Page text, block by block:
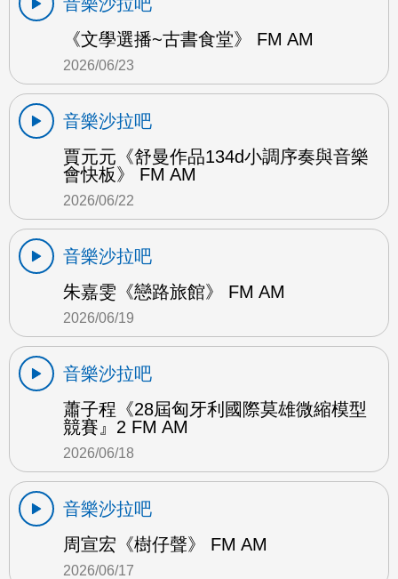
《文學選播~古書食堂》 FM AM
2026/06/23
音樂沙拉吧
賈元元《舒曼作品134d小調序奏與音樂
會快板》 FM AM
2026/06/22
音樂沙拉吧
朱嘉雯《戀路旅館》 FM AM
2026/06/19
音樂沙拉吧
蕭子程《28屆匈牙利國際莫雄微縮模型
競賽』2 FM AM
2026/06/18
音樂沙拉吧
周宣宏《樹仔聲》 FM AM
2026/06/17